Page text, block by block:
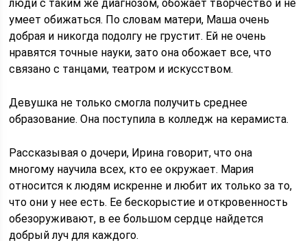
люди с таким же диагнозом, обожает творчество и не
умеет обижаться. По словам матери, Маша очень
добрая и никогда подолгу не грустит. Ей не очень
нравятся точные науки, зато она обожает все, что
связано с танцами, театром и искусством.
Девушка не только смогла получить среднее
образование. Она поступила в колледж на керамиста.
Рассказывая о дочери, Ирина говорит, что она
многому научила всех, кто ее окружает. Мария
относится к людям искренне и любит их только за то,
что они у нее есть. Ее бескорыстие и откровенность
обезоруживают, в ее большом сердце найдется
добрый луч для каждого.